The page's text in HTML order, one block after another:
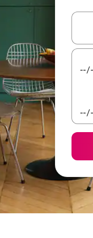
أو استكشف عن طريق اللمس